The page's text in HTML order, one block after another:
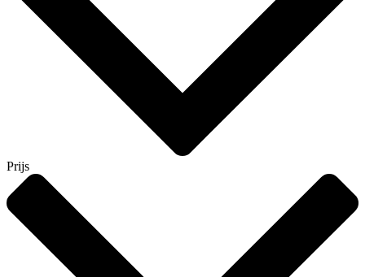
Prijs